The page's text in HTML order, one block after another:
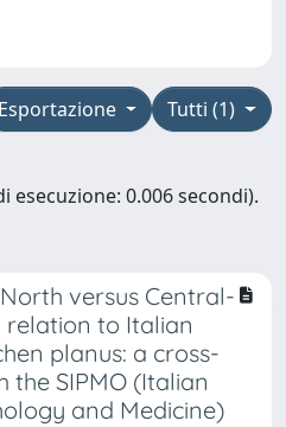
Tutti (1)
Esportazione
esecuzione: 0.006 secondi).
versus Central-
relation to Italian
planus: a cross-
the SIPMO (Italian
and Medicine)